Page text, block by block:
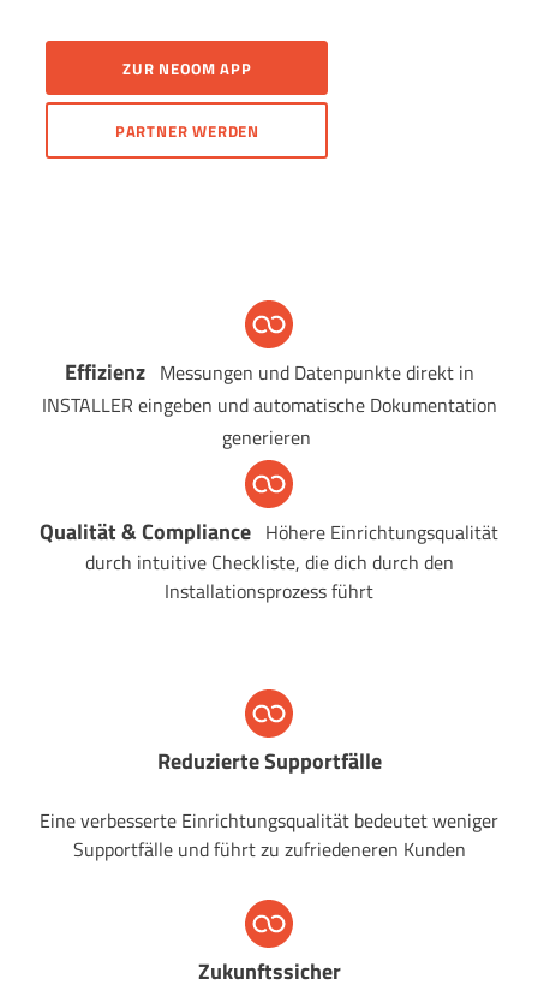
ZUR NEOOM APP
PARTNER WERDEN
Effizienz Messungen und Datenpunkte direkt in
INSTALLER eingeben und automatische Dokumentation
generieren
Qualität & Compliance Höhere Einrichtungsqualität
durch intuitive Checkliste, die dich durch den
Installationsprozess führt
Reduzierte Supportfälle
Eine verbesserte Einrichtungsqualität bedeutet weniger
Supportfälle und führt zu zufriedeneren Kunden
Zukunftssicher